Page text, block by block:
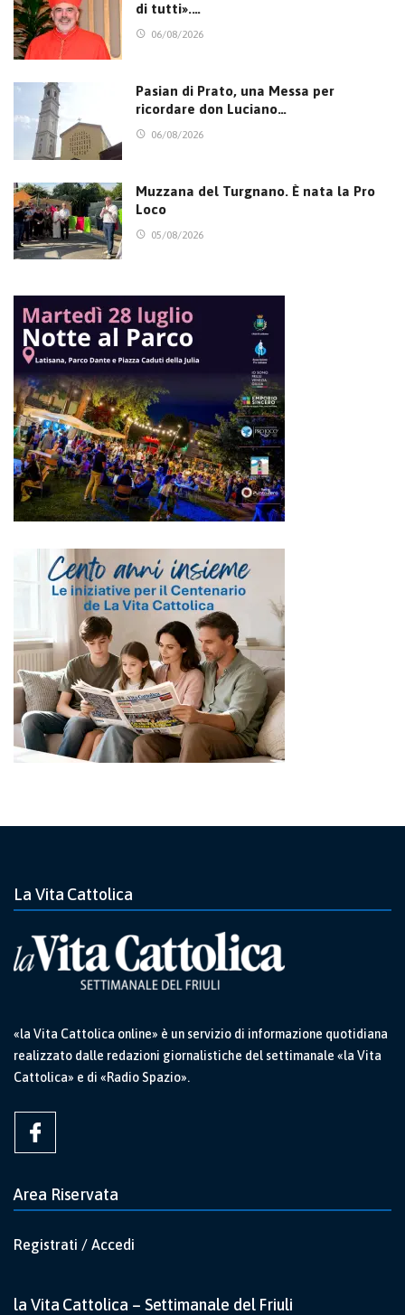
di tutti».…
06/08/2026
Pasian di Prato, una Messa per
ricordare don Luciano…
06/08/2026
Muzzana del Turgnano. È nata la Pro
Loco
05/08/2026
La Vita Cattolica
«la Vita Cattolica online» è un servizio di informazione quotidiana
realizzato dalle redazioni giornalistiche del settimanale «la Vita
Cattolica» e di «Radio Spazio».
Area Riservata
Registrati / Accedi
la Vita Cattolica – Settimanale del Friuli